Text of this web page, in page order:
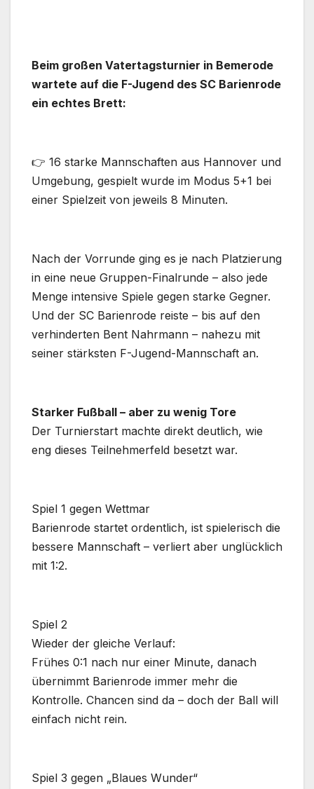
Beim großen Vatertagsturnier in Bemerode
wartete auf die F-Jugend des SC Barienrode
ein echtes Brett:
👉 16 starke Mannschaften aus Hannover und
Umgebung, gespielt wurde im Modus 5+1 bei
einer Spielzeit von jeweils 8 Minuten.
Nach der Vorrunde ging es je nach Platzierung
in eine neue Gruppen-Finalrunde – also jede
Menge intensive Spiele gegen starke Gegner.
Und der SC Barienrode reiste – bis auf den
verhinderten Bent Nahrmann – nahezu mit
seiner stärksten F-Jugend-Mannschaft an.
Starker Fußball – aber zu wenig Tore
Der Turnierstart machte direkt deutlich, wie
eng dieses Teilnehmerfeld besetzt war.
Spiel 1 gegen Wettmar
Barienrode startet ordentlich, ist spielerisch die
bessere Mannschaft – verliert aber unglücklich
mit 1:2.
Spiel 2
Wieder der gleiche Verlauf:
Frühes 0:1 nach nur einer Minute, danach
übernimmt Barienrode immer mehr die
Kontrolle. Chancen sind da – doch der Ball will
einfach nicht rein.
Spiel 3 gegen „Blaues Wunder“